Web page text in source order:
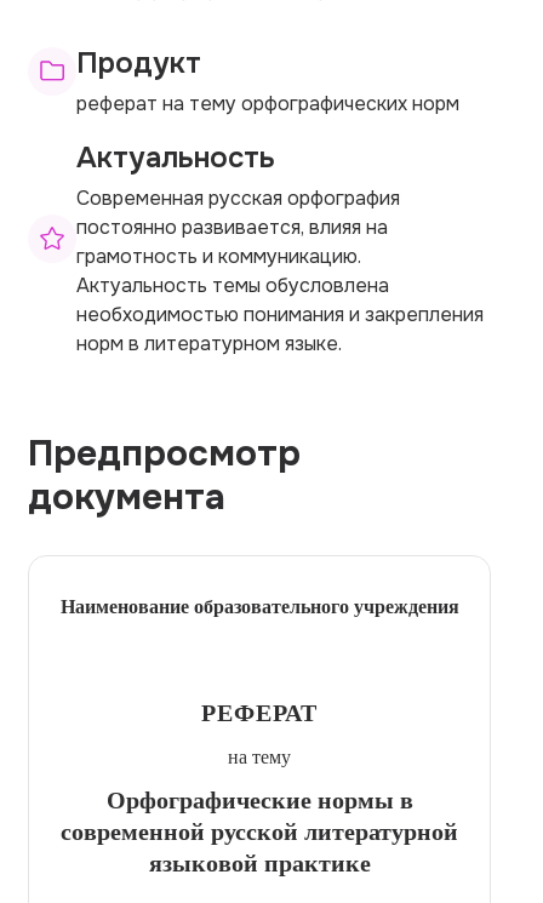
Продукт
реферат на тему орфографических норм
Актуальность
Современная русская орфография
постоянно развивается, влияя на
грамотность и коммуникацию.
Актуальность темы обусловлена
необходимостью понимания и закрепления
норм в литературном языке.
Предпросмотр
документа
Наименование образовательного учреждения
РЕФЕРАТ
на тему
Орфографические нормы в
современной русской литературной
языковой практике